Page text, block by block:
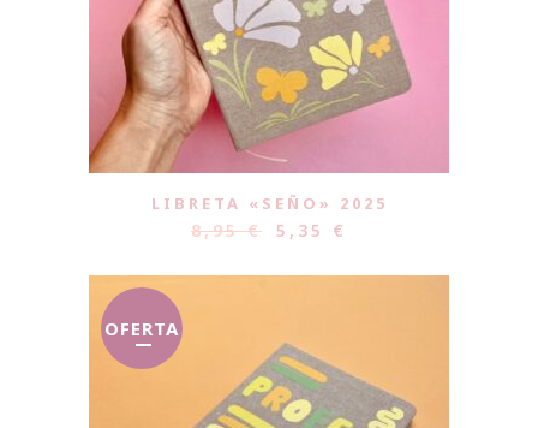
LIBRETA «SEÑO» 2025
8,95€ 5,35 €
OFERTA